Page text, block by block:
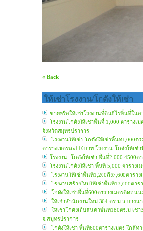
« Back
ให้เช่าโรงงาน/โกดังให้เช่า
ขายหรือให้เช่าโรงงานที่ดิน8ไร่พื้นที่ใน
โรงงานโกดังให้เช่าพื้นที่ 1,000 ตารางเ
จังหวัดสมุทรปราการ
โรงงานให้เช่า-โกดังให้เช่าพื้นท1,000
ตารางเมตรละ110บาท โรงงาน-โกดังให้เ
โรงงาน- โกดังให้เช่า พื้นที่2,000-
โรงงานโกดังให้เช่า พื้นที่ 5,000 ตารา
โรงงานให้เช่าพื้นที่1,200ถึง7,600ตารา
โรงงานสร้างใหม่ให้เช่าพื้นที่12,000ตาร
โกดังให้เช่าพื้นที่600ตารางเมตรติดถน
ให้เช่าสำนักงานใหม่ 364 ตร.ม ถ.บาง
ให้เช่าโกดังเก็บสินค้าพื้นที่180ตร.ม เช่
จ.สมุทรปราการ
โกดังให้เช่า พื้นที่600ตารางเมตร ใกล้